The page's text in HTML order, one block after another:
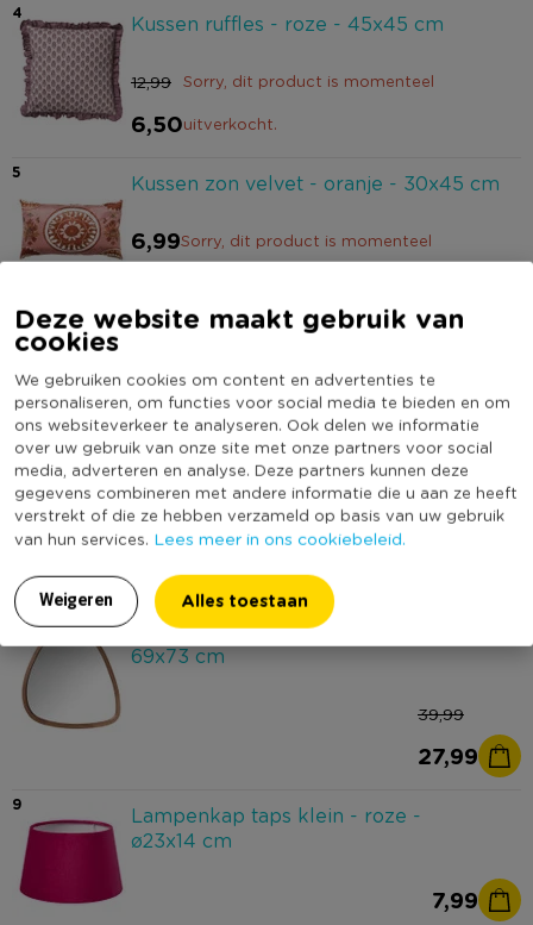
Deze website maakt gebruik van
cookies
We gebruiken cookies om content en advertenties te
personaliseren, om functies voor social media te bieden en om
ons websiteverkeer te analyseren. Ook delen we informatie
over uw gebruik van onze site met onze partners voor social
media, adverteren en analyse. Deze partners kunnen deze
gegevens combineren met andere informatie die u aan ze heeft
verstrekt of die ze hebben verzameld op basis van uw gebruik
van hun services. Lees meer in ons cookiebeleid.
Weigeren Alles toestaan
4 Kussen ruffles - roze - 45x45 cm
12,99
6,50
Sorry, dit product is momenteel
uitverkocht.
5 Kussen zon velvet - oranje - 30x45 cm
6,99Sorry, dit product is momenteel
6
7,99
7 Sieradenrek - roze - 14.5x14.5x7 cm
8
Spiegel organic driehoek - bruin -
69x73 cm
39,99
27,99
9
Lampenkap taps klein - roze -
ø23x14 cm
7,99